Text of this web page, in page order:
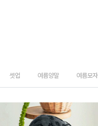
셋업 여름양말 여름모자